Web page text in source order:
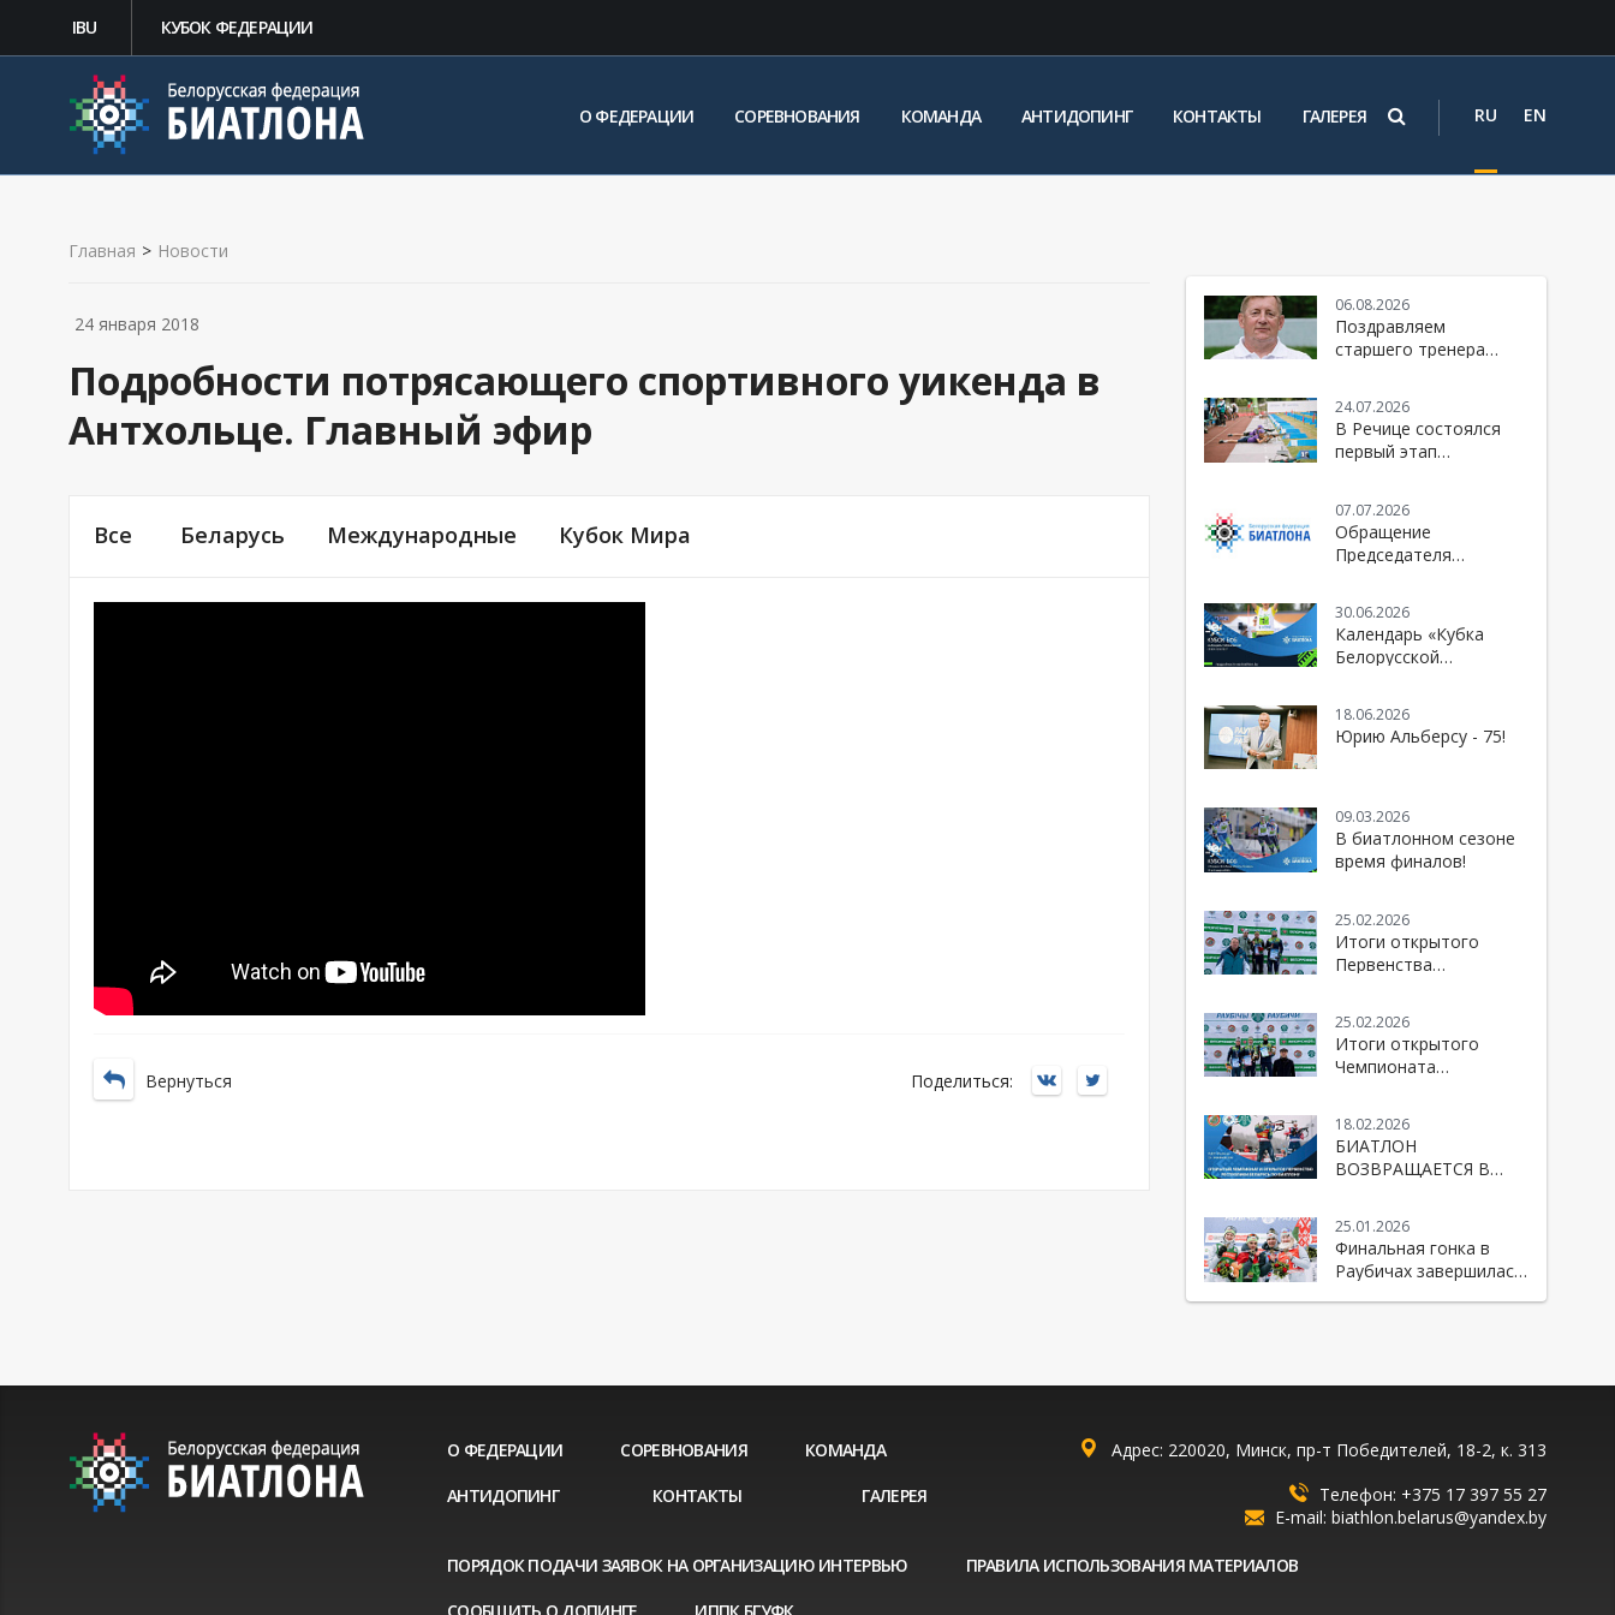
IBU КУБОК ФЕДЕРАЦИИ
О ФЕДЕРАЦИИ СОРЕВНОВАНИЯ КОМАНДА АНТИДОПИНГ КОНТАКТЫ ГАЛЕРЕЯ RU EN
Главная > Новости
Подробности потрясающего спортивного уикенда в
Антхольце. Главный эфир
Все Беларусь Международные Кубок Мира
24 января 2018
Вернуться Поделиться:
06.08.2026
Поздравляем
старшего тренера
Беларусь по биатлону
- Юрия Михайловича
Каминского
24.07.2026
В Речице состоялся
первый этап
07.07.2026
Обращение
Председателя
болельщикам и
спортивной
общественности
30.06.2026
Календарь «Кубка
Белорусской
18.06.2026
Юрию Альберсу - 75!
09.03.2026
В биатлонном сезоне
время финалов!
25.02.2026
Итоги открытого
Первенства
25.02.2026
Итоги открытого
Чемпионата
18.02.2026
БИАТЛОН
ВОЗВРАЩАЕТСЯ В
25.01.2026
Финальная гонка в
Раубичах завершилась
О ФЕДЕРАЦИИ СОРЕВНОВАНИЯ
КОМАНДА
АНТИДОПИНГ
КОНТАКТЫ ГАЛЕРЕЯ
Адрес: 220020, Минск, пр-т Победителей, 18-2, к. 313
Телефон: +375 17 397 55 27
E-mail: biathlon.belarus@yandex.by
ПОРЯДОК ПОДАЧИ ЗАЯВОК НА ОРГАНИЗАЦИЮ ИНТЕРВЬЮ
ПРАВИЛА ИСПОЛЬЗОВАНИЯ МАТЕРИАЛОВ
СООБЩИТЬ О ДОПИНГЕ
ИППК БГУФК